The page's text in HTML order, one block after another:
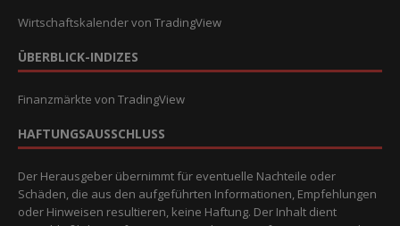
Wirtschaftskalendervon TradingView
ÜBERBLICK-INDIZES
Finanzmärkte von TradingView
HAFTUNGSAUSSCHLUSS
Der Herausgeber übernimmt für eventuelle Nachteile oder
Schäden, die aus den aufgeführten Informationen, Empfehlungen
oder Hinweisen resultieren, keine Haftung. Der Inhalt dient